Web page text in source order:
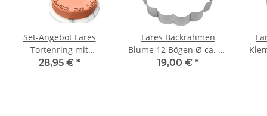
Set-Angebot Lares
Tortenring mit
Klemmhebel Ø 17 - 30
28,95 € *
Lares Backrahmen
Blume 12 Bögen Ø ca. 27
cm - Backform
19,00 € *